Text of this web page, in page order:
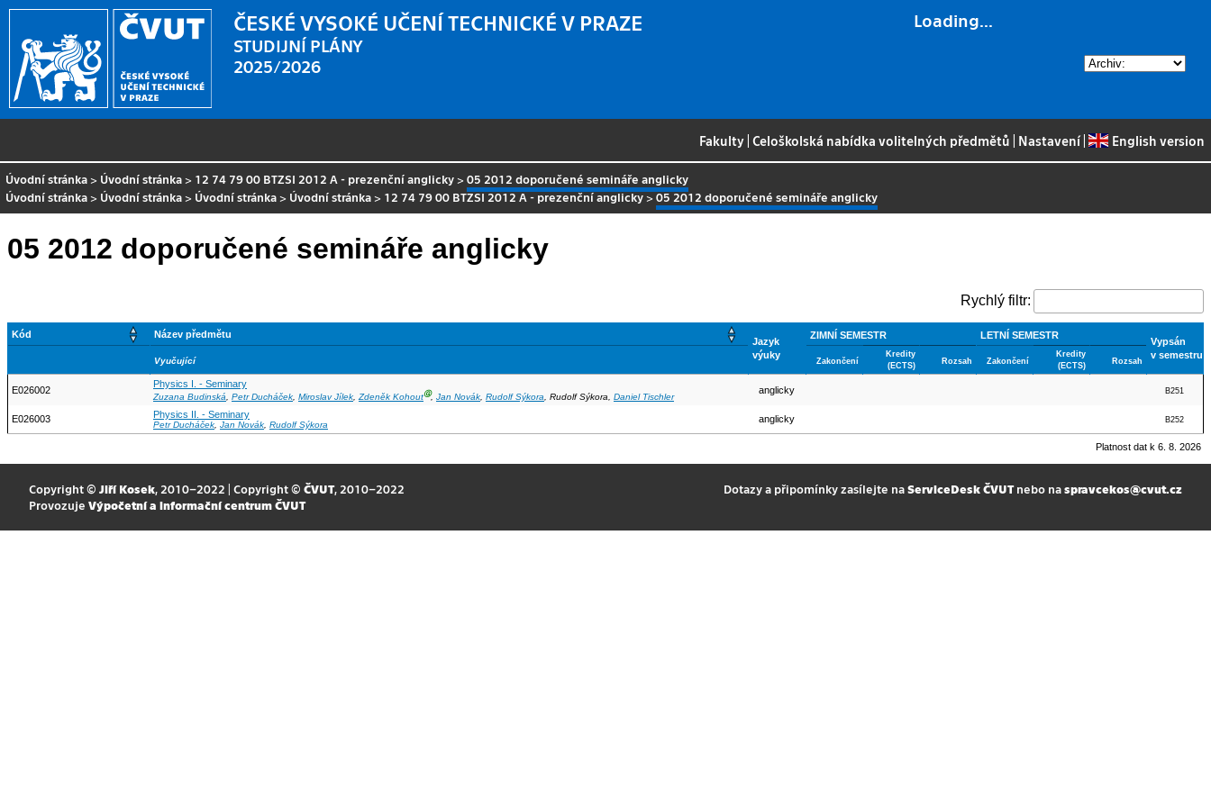
Loading...
ČESKÉ VYSOKÉ UČENÍ TECHNICKÉ V PRAZE
STUDIJNÍ PLÁNY
2025/2026
Fakulty |Celoškolská nabídka volitelných předmětů Nastavení| English version
Úvodní stránka > Úvodní stránka > 12 74 79 00 BTZSI 2012 A - prezenční anglicky >05 2012 doporučené semináře anglicky
Úvodní stránka > Úvodní stránka > Úvodní stránka > Úvodní stránka > 12 74 79 00 BTZSI 2012 A - prezenční anglicky>05 2012 doporučené semináře anglicky
05 2012 doporučené semináře anglicky
Rychlý filtr:
Kód Název předmětu
Jazyk
výuky
ZIMNÍ SEMESTR LETNÍ SEMESTR
Vypsán
v semestru
Vyučující Zakončení
Kredity
(ECTS)
Rozsah Zakončení
Kredity
(ECTS)
Rozsah
E026002
Physics I. - Seminary
Zuzana Budinská, Petr Ducháček, Miroslav Jílek,Zdeněk KohoutⒼ, Jan Novák, Rudolf Sýkora, Rudolf Sýkora, Daniel Tischler
anglicky B251
E026003 Physics II. - Seminary
Petr Ducháček, Jan Novák, Rudolf Sýkora
anglicky B252
Platnost dat k 6. 8. 2026
Copyright © Jiří Kosek, 2010–2022 | Copyright © ČVUT, 2010–2022
Provozuje Výpočetní a informační centrum ČVUT
Dotazy a připomínky zasílejte naServiceDesk ČVUTnebo naspravcekos@cvut.cz